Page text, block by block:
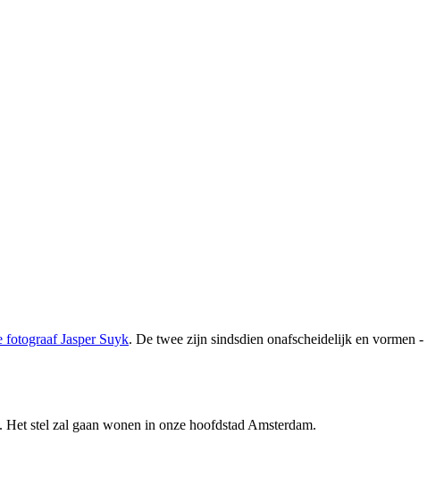
fotograaf Jasper Suyk. De twee zijn sindsdien onafscheidelijk en vormen -
. Het stel zal gaan wonen in onze hoofdstad Amsterdam.